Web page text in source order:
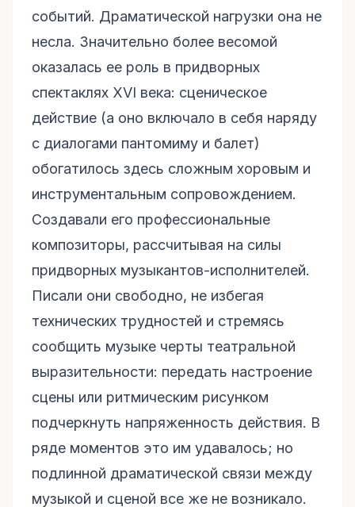
событий. Драматической нагрузки она не
несла. Значительно более весомой
оказалась ее роль в придворных
спектаклях XVI века: сценическое
действие (а оно включало в себя наряду
с диалогами пантомиму и балет)
обогатилось здесь сложным хоровым и
инструментальным сопровождением.
Создавали его профессиональные
композиторы, рассчитывая на силы
придворных музыкантов-исполнителей.
Писали они свободно, не избегая
технических трудностей и стремясь
сообщить музыке черты театральной
выразительности: передать настроение
сцены или ритмическим рисунком
подчеркнуть напряженность действия. В
ряде моментов это им удавалось; но
подлинной драматической связи между
музыкой и сценой все же не возникало.